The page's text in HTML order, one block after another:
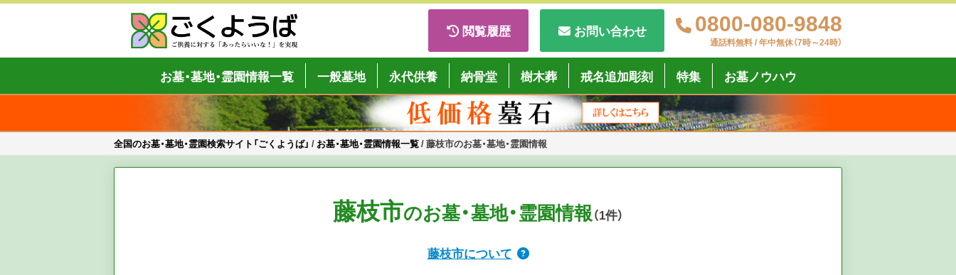
Skip
全国のお墓・墓地・霊園検索サイト「ごくようば」
ご供養をもっと身近に
閲覧履歴 お問い合わせ 0800-080-9848
通話料無料 / 年中無休（7時～24時）
お墓・墓地・霊園情報一覧 一般墓地 永代供養 納骨堂 樹木葬 戒名追加彫刻 特集 お墓ノウハウ
全国のお墓・墓地・霊園検索サイト「ごくようば」 / お墓・墓地・霊園情報一覧/藤枝市のお墓・墓地・霊園情報
藤枝市のお墓・墓地・霊園情報 （1件）
藤枝市について